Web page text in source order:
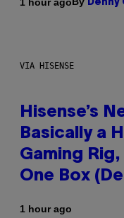
Denny
VIA HISENSE
Hisense’s
Basically a
Gaming
One Box
1 hour ago